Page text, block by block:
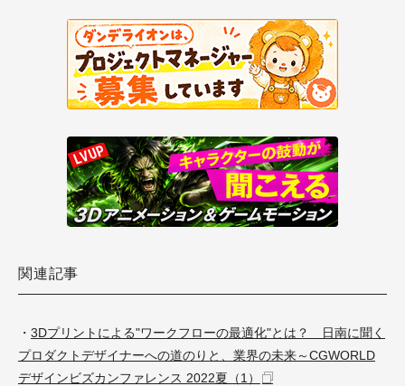
関連記事
・ 3Dプリントによる"ワークフローの最適化"とは？ 日南に聞く
プロダクトデザイナーへの道のりと、業界の未来～CGWORLD
デザインビズカンファレンス 2022夏（1）